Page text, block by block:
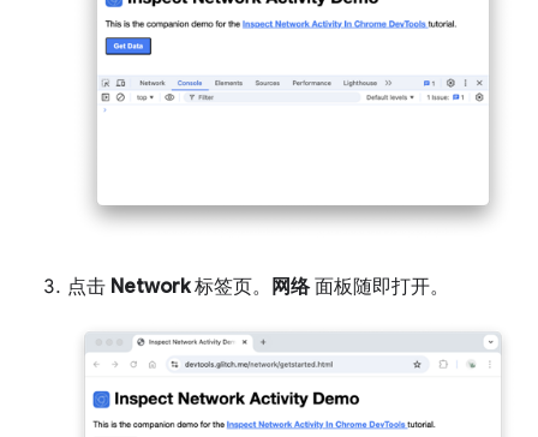
点击 Network标签页。 网络面板随即打开。